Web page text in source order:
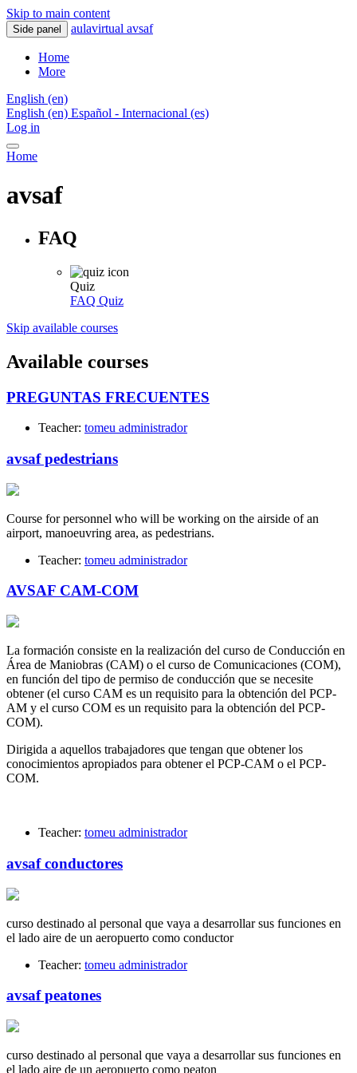
Skip to main content
Side panel aulavirtual avsaf
Home
More
English ‎(en)‎
English ‎(en)‎ Español - Internacional ‎(es)‎
Log in
Home
avsaf
FAQ
Quiz
FAQ Quiz
Skip available courses
Available courses
PREGUNTAS FRECUENTES
Teacher: tomeu administrador
avsaf pedestrians
Course for personnel who will be working on the airside of an
airport, manoeuvring area, as pedestrians.
Teacher: tomeu administrador
AVSAF CAM-COM
La formación consiste en la realización del curso de Conducción en
Área de Maniobras (CAM) o el curso de Comunicaciones (COM),
en función del tipo de permiso de conducción que se necesite
obtener (el curso CAM es un requisito para la obtención del PCP-
AM y el curso COM es un requisito para la obtención del PCP-
COM).
Dirigida a aquellos trabajadores que tengan que obtener los
conocimientos apropiados para obtener el PCP-CAM o el PCP-
COM.
Teacher: tomeu administrador
avsaf conductores
curso destinado al personal que vaya a desarrollar sus funciones en
el lado aire de un aeropuerto como conductor
Teacher: tomeu administrador
avsaf peatones
curso destinado al personal que vaya a desarrollar sus funciones en
el lado aire de un aeropuerto como peaton